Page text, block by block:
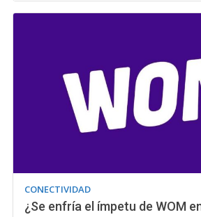
CONECTIVIDAD
¿Se enfría el ímpetu de WOM